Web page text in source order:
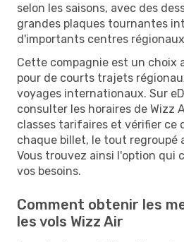
selon les saisons, avec des
grandes plaques tournantes
d'importants centres
Cette compagnie est un choix
pour de courts trajets
voyages internationaux. Sur
consulter les horaires de Wizz
classes tarifaires et vérifier ce
chaque billet, le tout regroupé
Vous trouvez ainsi l'option qui
vos besoins.
Comment obtenir les
les vols Wizz Air